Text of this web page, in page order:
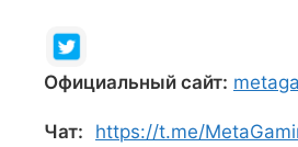
Официальный сайт:
Чат:
https://t.me/